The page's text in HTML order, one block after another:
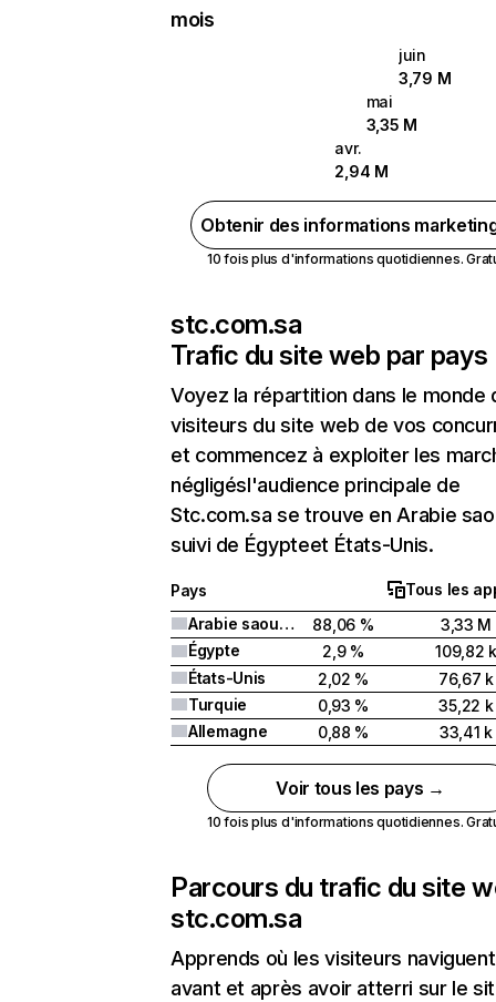
mois
juin
3,79 M
mai
3,35 M
avr.
2,94 M
Obtenir des informations
10 fois plus d'informations quotidiennes.
stc.com.sa
Trafic du site web par pays
Voyez la répartition dans le monde
visiteurs du site web de vos
et commencez à exploiter les
négligésl'audience principale de
Stc.com.sa se trouve en Arabie
suivi de Égypteet États-Unis.
Pays
Tous les
Arabie saoudite
88,06 %
3,33 M
Égypte
2,9 %
109,82 k
États-Unis
2,02 %
76,67 k
Turquie
0,93 %
35,22 k
Allemagne
0,88 % 33,41 k
Voir tous les pays →
10 fois plus d'informations quotidiennes.
Parcours du trafic du site
stc.com.sa
Apprends où les visiteurs naviguent
avant et après avoir atterri sur le